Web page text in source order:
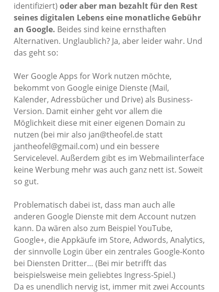
identifiziert) oder aber man bezahlt für den Rest
seines digitalen Lebens eine monatliche Gebühr
an Google. Beides sind keine ernsthaften
Alternativen. Unglaublich? Ja, aber leider wahr. Und
das geht so:
Wer Google Apps for Work nutzen möchte,
bekommt von Google einige Dienste (Mail,
Kalender, Adressbücher und Drive) als Business-
Version. Damit einher geht vor allem die
Möglichkeit diese mit einer eigenen Domain zu
nutzen (bei mir also jan@theofel.de statt
jantheofel@gmail.com) und ein bessere
Servicelevel. Außerdem gibt es im Webmailinterface
keine Werbung mehr was auch ganz nett ist. Soweit
so gut.
Problematisch dabei ist, dass man auch alle
anderen Google Dienste mit dem Account nutzen
kann. Da wären also zum Beispiel YouTube,
Google+, die Appkäufe im Store, Adwords, Analytics,
der sinnvolle Login über ein zentrales Google-Konto
bei Diensten Dritter… (Bei mir betrifft das
beispielsweise mein geliebtes Ingress-Spiel.)
Da es unendlich nervig ist, immer mit zwei Accounts